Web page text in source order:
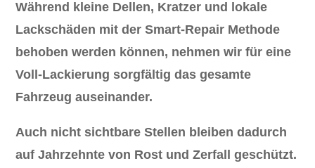
Während kleine Dellen, Kratzer und lokale
Lackschäden mit der Smart-Repair Methode
behoben werden können, nehmen wir für eine
Voll-Lackierung sorgfältig das gesamte
Fahrzeug auseinander.
Auch nicht sichtbare Stellen bleiben dadurch
auf Jahrzehnte von Rost und Zerfall geschützt.